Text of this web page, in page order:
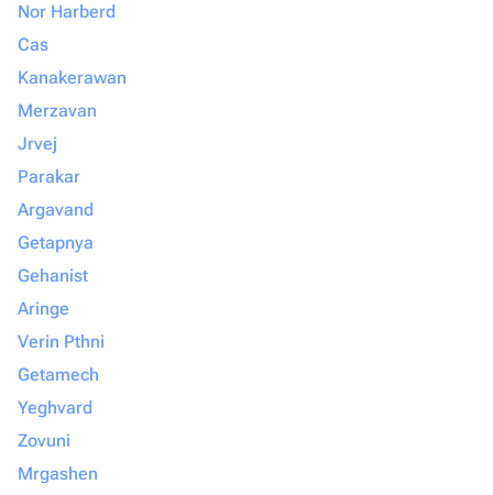
Nor Harberd
Cas
Kanakerawan
Merzavan
Jrvej
Parakar
Argavand
Getapnya
Gehanist
Aringe
Verin Pthni
Getamech
Yeghvard
Zovuni
Mrgashen